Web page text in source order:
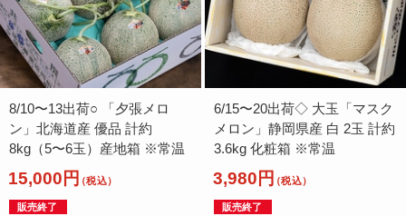
8/10〜13出荷○ 「夕張メロ
ン」北海道産 優品 計約
8kg（5〜6玉）産地箱 ※常温
15,000円（税込）
販売終了
6/15〜20出荷◇ 大玉「マスク
メロン」静岡県産 白 2玉 計約
3.6kg 化粧箱 ※常温
3,980円（税込）
販売終了